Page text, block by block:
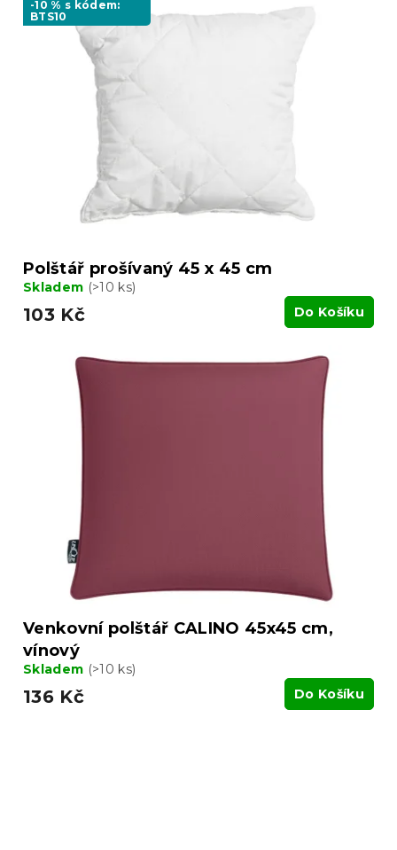
-10 % s kódem:
BTS10
Polštář prošívaný 45 x 45 cm
Skladem (>10 ks)
103 Kč Do Košíku
Venkovní polštář CALINO 45x45 cm,
vínový
Skladem (>10 ks)
136 Kč Do Košíku